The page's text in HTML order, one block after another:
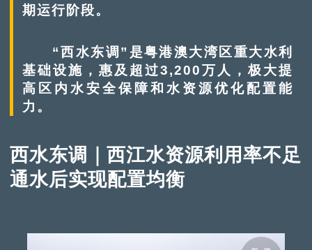
期运行阶段。
“西水东调”是粤港澳大湾区重大水利
基础设施，惠及超过3,200万人，极大提
高区内水安全保障和水资源优化配置能
力。
西水东调｜西江水资源利用率不足
通水后实现配置均衡